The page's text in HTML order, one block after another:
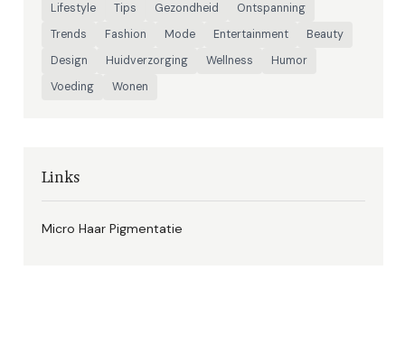
Lifestyle Tips Gezondheid
Ontspanning
Trends
Fashion Mode Entertainment
Beauty
Design
Huidverzorging Wellness
Humor
Voeding
Wonen
Links
Micro Haar Pigmentatie